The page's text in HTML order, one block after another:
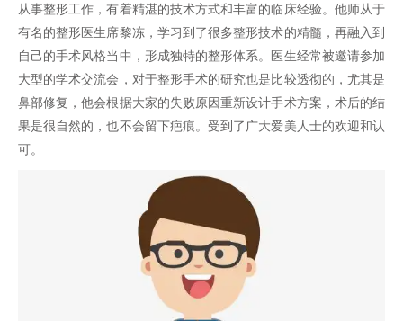
从事整形工作，有着精湛的技术方式和丰富的临床经验。他师从于
有名的整形医生席黎冻，学习到了很多整形技术的精髓，再融入到
自己的手术风格当中，形成独特的整形体系。医生经常被邀请参加
大型的学术交流会，对于整形手术的研究也是比较透彻的，尤其是
鼻部修复，他会根据大家的失败原因重新设计手术方案，术后的结
果是很自然的，也不会留下疤痕。受到了广大爱美人士的欢迎和认
可。